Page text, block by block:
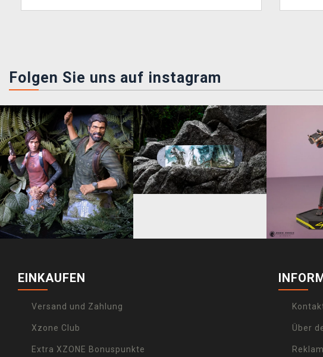
Folgen Sie uns auf instagram
EINKAUFEN
Versand und Zahlung
Xzone Club
Extra XZONE Bonuspunkte
Über